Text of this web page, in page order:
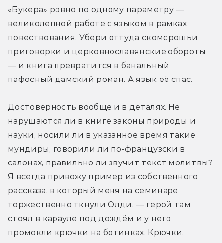
«Букера» ровно по одному параметру —
великолепной работе с языком в рамках
повествования. Убери оттуда скоморошьи
приговорки и церковнославянские обороты
— и книга превратится в банальный
пафосный дамский роман. А язык её спас.
Достоверность вообще и в деталях. Не
нарушаются ли в книге законы природы и
науки, носили ли в указанное время такие
мундиры, говорили ли по-французски в
салонах, правильно ли звучит текст молитвы?
Я всегда привожу пример из собственного
рассказа, в который меня на семинаре
торжественно ткнули Олди, — герой там
стоял в карауле под дождём и у него
промокли крючки на ботинках. Крючки.